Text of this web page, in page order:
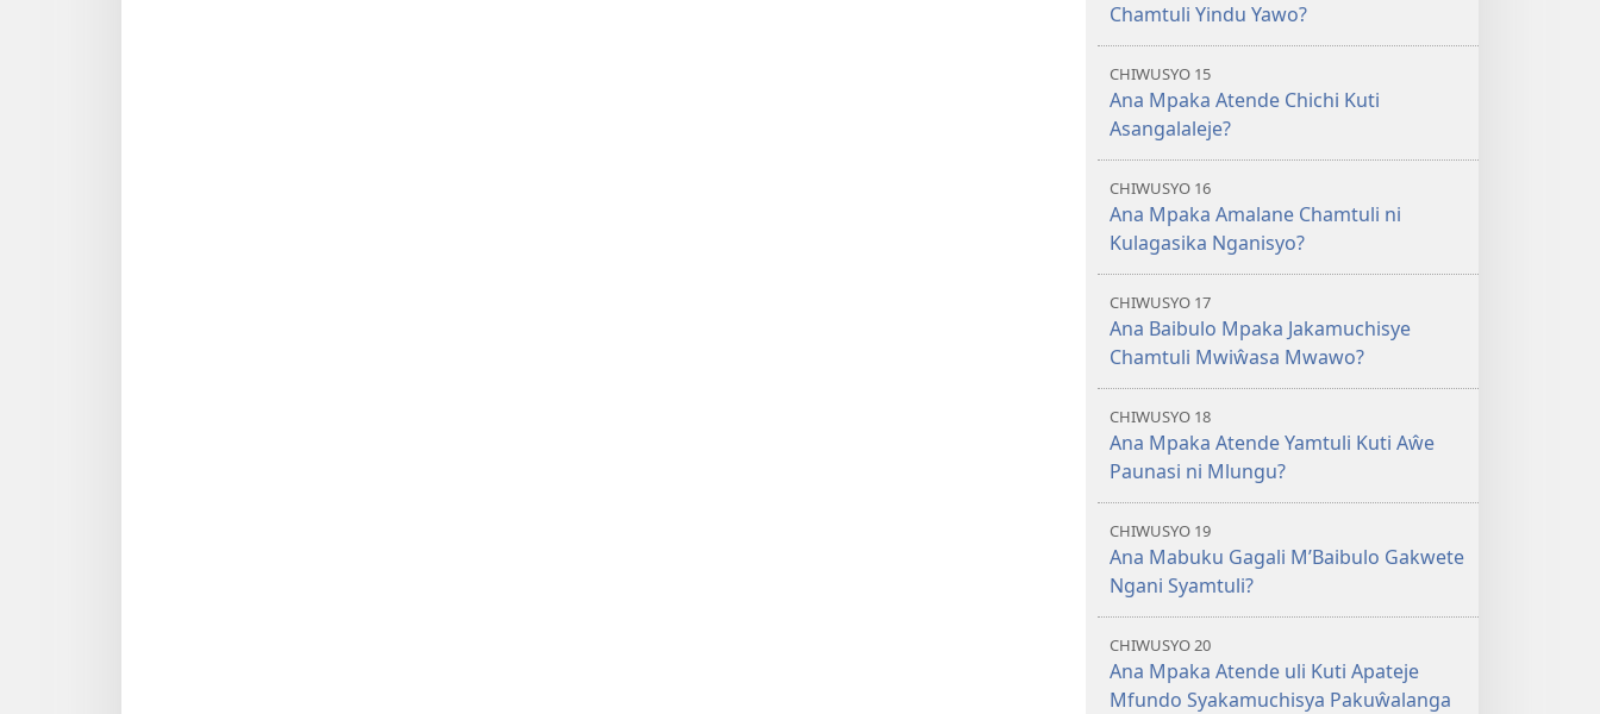
Chamtuli Yindu Yawo?
CHIWUSYO 15
Ana Mpaka Atende Chichi Kuti
Asangalaleje?
CHIWUSYO 16
Ana Mpaka Amalane Chamtuli ni
Kulagasika Nganisyo?
CHIWUSYO 17
Ana Baibulo Mpaka Jakamuchisye
Chamtuli Mwiŵasa Mwawo?
CHIWUSYO 18
Ana Mpaka Atende Yamtuli Kuti Aŵe
Paunasi ni Mlungu?
CHIWUSYO 19
Ana Mabuku Gagali M’Baibulo Gakwete
Ngani Syamtuli?
CHIWUSYO 20
Ana Mpaka Atende uli Kuti Apateje
Mfundo Syakamuchisya Pakuŵalanga